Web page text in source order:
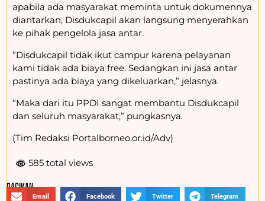
apabila ada masyarakat meminta untuk dokumennya
diantarkan, Disdukcapil akan langsung menyerahkan
ke pihak pengelola jasa antar.
“Disdukcapil tidak ikut campur karena pelayanan
kami tidak ada biaya free. Sedangkan ini jasa antar
pastinya ada biaya yang dikeluarkan,” jelasnya.
“Maka dari itu PPDI sangat membantu Disdukcapil
dan seluruh masyarakat,” pungkasnya.
(Tim Redaksi Portalborneo.or.id/Adv)
585 total views
BAGIKAN :
Email Facebook Twitter Telegram